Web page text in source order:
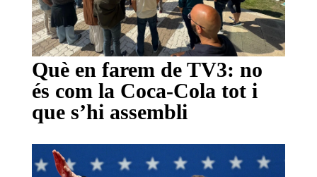
Què en farem de TV3: no
és com la Coca-Cola tot i
que s’hi assembli